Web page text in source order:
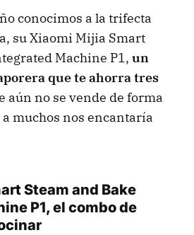
conocimos a la trifecta
su Xiaomi Mijia Smart
Machine P1, un
que te ahorra tres
aún no se vende de forma
a muchos nos encantaría
Steam and Bake
P1, el combo de